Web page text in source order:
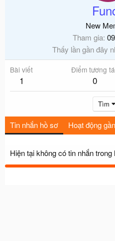
New
Tham gia
Thấy lần gần đây
Bài viết
1
Điểm tương
0
Tìm
Tin nhắn hồ sơ Hoạt động
Hiện tại không có tin nhắn